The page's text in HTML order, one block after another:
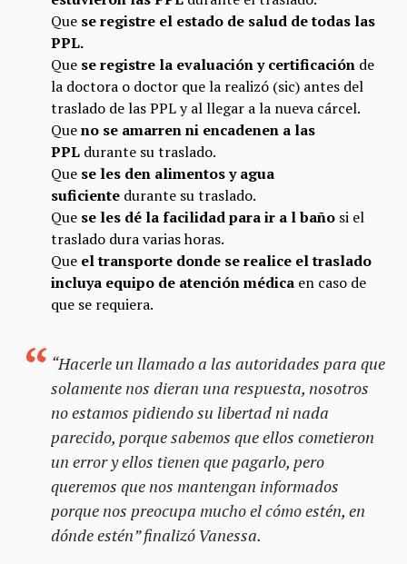
Que se registre el estado de salud de todas las
PPL.
Que se registre la evaluación y certificación de
la doctora o doctor que la realizó (sic) antes del
traslado de las PPL y al llegar a la nueva cárcel.
Queno se amarren ni encadenen a las
PPL durante su traslado.
Que se les den alimentos y agua
suficiente durante su traslado.
Que se les dé la facilidad para ir a l baño si el
traslado dura varias horas.
Que el transporte donde se realice el traslado
incluya equipo de atención médica en caso de
que se requiera.
“Hacerle un llamado a las autoridades para que
solamente nos dieran una respuesta, nosotros
no estamos pidiendo su libertad ni nada
parecido, porque sabemos que ellos cometieron
un error y ellos tienen que pagarlo, pero
queremos que nos mantengan informados
porque nos preocupa mucho el cómo estén, en
dónde estén” finalizó Vanessa.